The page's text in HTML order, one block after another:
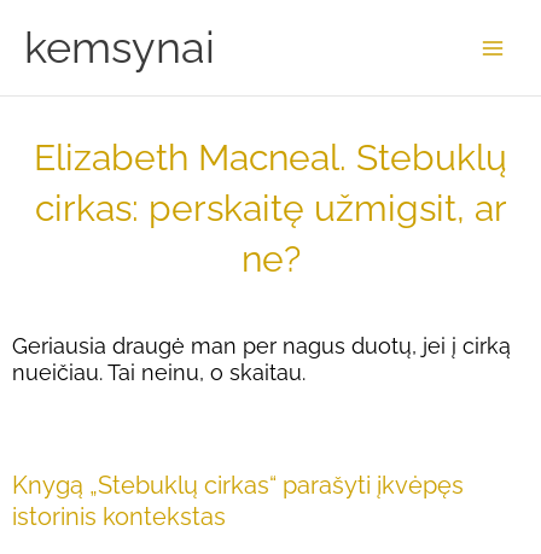
contentkemsynai
Elizabeth Macneal. Stebuklų
cirkas: perskaitę užmigsit, ar
ne?
Geriausia draugė man per nagus duotų, jei į cirką
nueičiau. Tai neinu, o skaitau.
Knygą „Stebuklų cirkas“ parašyti įkvėpęs
istorinis kontekstas